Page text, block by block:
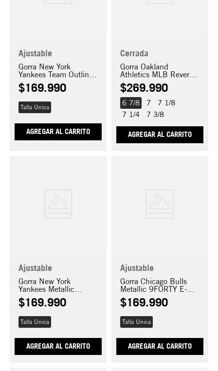
Ajustable
Gorra New York
Yankees Team Outline
9FORTY E-FRAME
TRUCKER
$169.990
Talla Única
AGREGAR AL CARRITO
Cerrada
Gorra Oakland
Athletics MLB Reverse
Logo 59FIFTY
$269.990
6 7/8
7
7 1/4
7 1/8
7 3/8
AGREGAR AL CARRITO
Ajustable
Gorra New York
Yankees Metallic
9FORTY E-Frame
$169.990
Talla Única
AGREGAR AL CARRITO
Ajustable
Gorra Chicago Bulls
Metallic 9FORTY E-
Frame
$169.990
Talla Única
AGREGAR AL CARRITO